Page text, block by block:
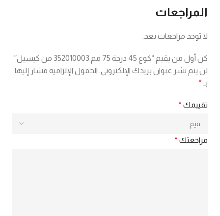
المراجعات
لا توجد مراجعات بعد.
كن أول من يقيم “كوع 45 درجة 75 مم 352010003 من كيسيل”
لن يتم نشر عنوان بريدك الإلكتروني. الحقول الإلزامية مشار إليها
بـ *
تقييمك *
مراجعتك *